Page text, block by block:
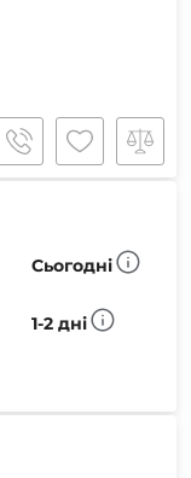
Сьогодні
1-2 дні